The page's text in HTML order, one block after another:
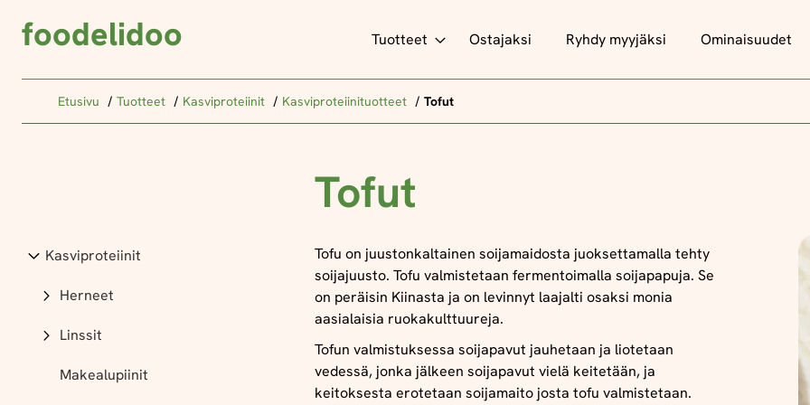
foodelidoo Tuotteet Ostajaksi Ryhdy myyjäksi Ominaisuudet
Etusivu Tuotteet Kasviproteiinit Kasviproteiinituotteet Tofut
Tofut
Tofu on juustonkaltainen soijamaidosta juoksettamalla tehty
soijajuusto. Tofu valmistetaan fermentoimalla soijapapuja. Se
on peräisin Kiinasta ja on levinnyt laajalti osaksi monia
aasialaisia ruokakulttuureja.
Tofun valmistuksessa soijapavut jauhetaan ja liotetaan
vedessä, jonka jälkeen soijapavut vielä keitetään, ja
keitoksesta erotetaan soijamaito josta tofu valmistetaan.
Kasviproteiinit
Herneet
Linssit
Makealupiinit